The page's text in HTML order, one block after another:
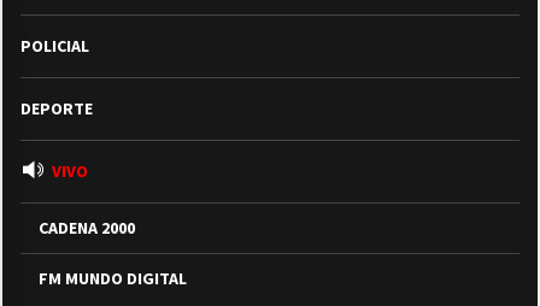
POLICIAL
DEPORTE
VIVO
CADENA 2000
FM MUNDO DIGITAL